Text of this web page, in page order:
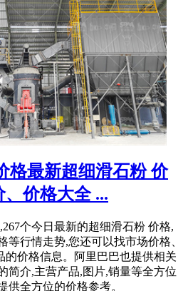
格最新超细滑石粉 价
价格大全 ...
个今日最新的超细滑石粉 价格,
等行情走势,您还可以找市场价格、
的价格信息。阿里巴巴也提供相关
简介,主营产品,图片,销量等全方位
供全方位的价格参考。